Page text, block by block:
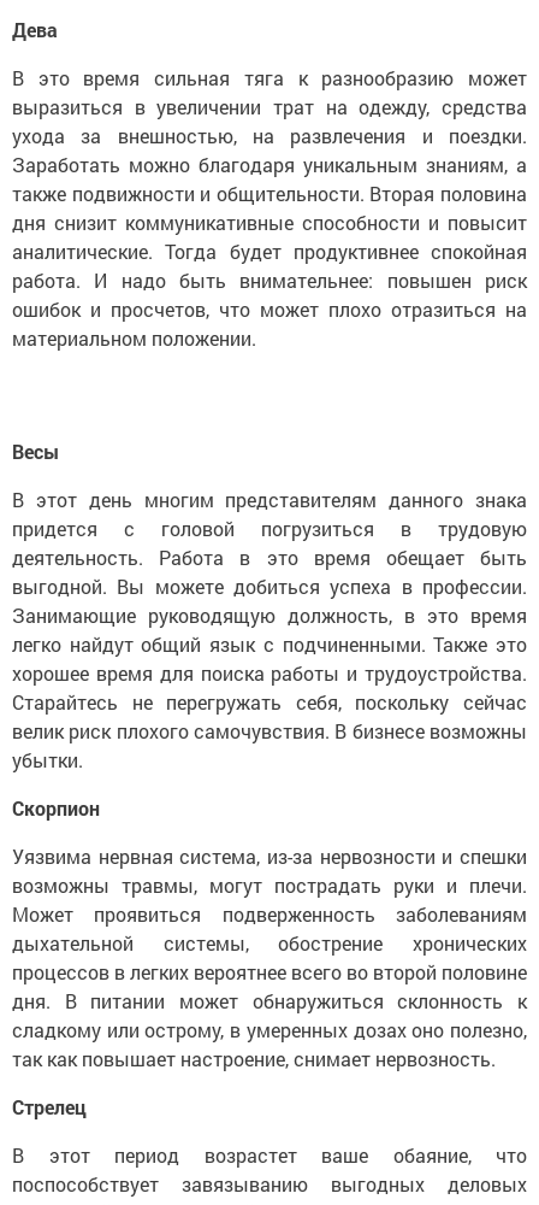
Дева
В это время сильная тяга к разнообразию может
выразиться в увеличении трат на одежду, средства
ухода за внешностью, на развлечения и поездки.
Заработать можно благодаря уникальным знаниям, а
также подвижности и общительности. Вторая половина
дня снизит коммуникативные способности и повысит
аналитические. Тогда будет продуктивнее спокойная
работа. И надо быть внимательнее: повышен риск
ошибок и просчетов, что может плохо отразиться на
материальном положении.
Весы
В этот день многим представителям данного знака
придется с головой погрузиться в трудовую
деятельность. Работа в это время обещает быть
выгодной. Вы можете добиться успеха в профессии.
Занимающие руководящую должность, в это время
легко найдут общий язык с подчиненными. Также это
хорошее время для поиска работы и трудоустройства.
Старайтесь не перегружать себя, поскольку сейчас
велик риск плохого самочувствия. В бизнесе возможны
убытки.
Скорпион
Уязвима нервная система, из-за нервозности и спешки
возможны травмы, могут пострадать руки и плечи.
Может проявиться подверженность заболеваниям
дыхательной системы, обострение хронических
процессов в легких вероятнее всего во второй половине
дня. В питании может обнаружиться склонность к
сладкому или острому, в умеренных дозах оно полезно,
так как повышает настроение, снимает нервозность.
Стрелец
В этот период возрастет ваше обаяние, что
поспособствует завязыванию выгодных деловых